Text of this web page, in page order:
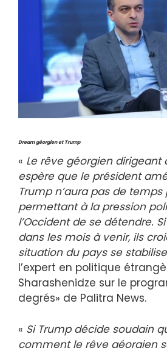
Dream géorgien et Trump
« Le rêve géorgien dirigeant
espère que le président
Trump n’aura pas de temps
permettant à la pression
l’Occident de se détendre.
dans les mois à venir, ils
situation du pays se
l’expert en politique
Sharashenidze sur le
degrés» de Palitra News.
« Si Trump décide soudain
comment le rêve géorgien